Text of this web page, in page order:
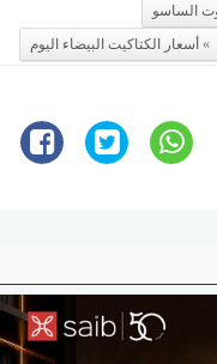
الساسو
أسعار الكتاكيت البیضاء الیوم